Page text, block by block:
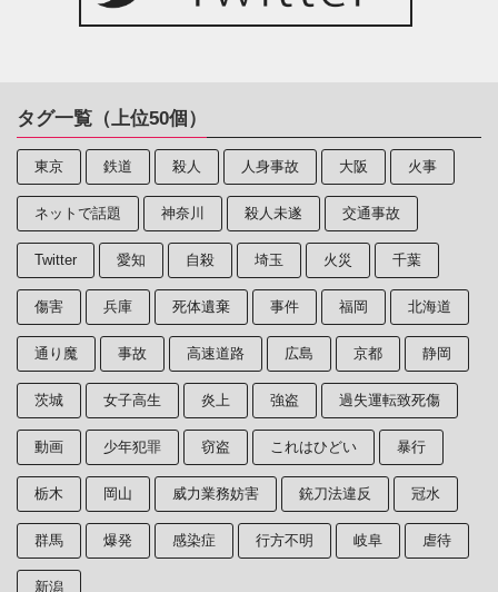
タグ一覧（上位50個）
東京 鉄道 殺人 人身事故 大阪 火事
ネットで話題 神奈川 殺人未遂 交通事故
Twitter 愛知 自殺 埼玉 火災 千葉
傷害 兵庫 死体遺棄 事件 福岡 北海道
通り魔 事故 高速道路 広島 京都 静岡
茨城 女子高生 炎上 強盗 過失運転致死傷
動画 少年犯罪 窃盗 これはひどい 暴行
栃木 岡山 威力業務妨害 銃刀法違反 冠水
群馬 爆発 感染症 行方不明 岐阜 虐待
新潟